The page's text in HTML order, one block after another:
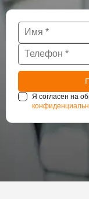
Я согласен на